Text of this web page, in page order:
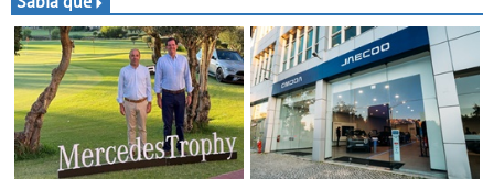
preço especial exclusivo de
400 €, para os três dias de
competição